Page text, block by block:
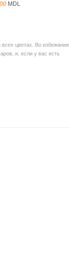
MDL
цветах. Во избежание
и, если у вас есть